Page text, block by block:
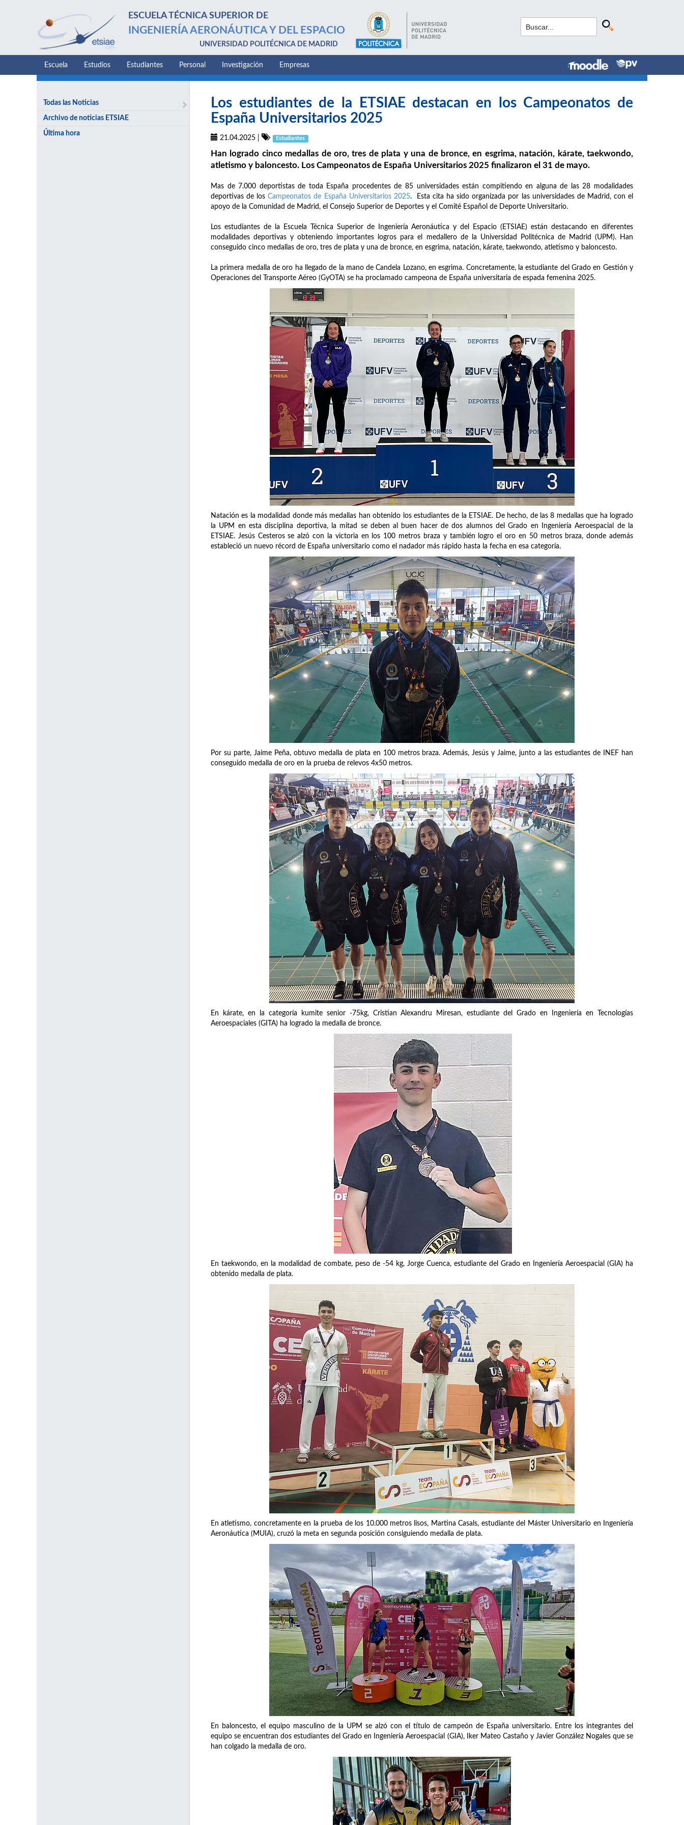
ESCUELA TÉCNICA SUPERIOR DE
INGENIERÍA AERONÁUTICA Y DEL ESPACIO
UNIVERSIDAD POLITÉCNICA DE MADRID
Escuela Estudios Estudiantes Personal Investigación Empresas
Todas las Noticias
Archivo de noticias ETSIAE
Última hora
Los estudiantes de la ETSIAE destacan en los Campeonatos de
España Universitarios 2025
21.04.2025 Estudiantes
Han logrado cinco medallas de oro, tres de plata y una de bronce, en esgrima, natación, kárate, taekwondo,
atletismo y baloncesto. Los Campeonatos de España Universitarios 2025 finalizaron el 31 de mayo.
Mas de 7.000 deportistas de toda España procedentes de 85 universidades están compitiendo en alguna de las 28 modalidades
deportivas de losCampeonatos de España Universitarios 2025. Esta cita ha sido organizada por las universidades de Madrid, con el
apoyo de la Comunidad de Madrid, el Consejo Superior de Deportes y el Comité Español de Deporte Universitario.
Los estudiantes de la Escuela Técnica Superior de Ingeniería Aeronáutica y del Espacio (ETSIAE) están destacando en diferentes
modalidades deportivas y obteniendo importantes logros para el medallero de la Universidad Politécnica de Madrid (UPM). Han
conseguido cinco medallas de oro, tres de plata y una de bronce, en esgrima, natación, kárate, taekwondo, atletismo y baloncesto.
La primera medalla de oro ha llegado de la mano de Candela Lozano, en esgrima. Concretamente, la estudiante del Grado en Gestión y
Operaciones del Transporte Aéreo (GyOTA) se ha proclamado campeona de España universitaria de espada femenina 2025.
Natación es la modalidad donde más medallas han obtenido los estudiantes de la ETSIAE. De hecho, de las 8 medallas que ha logrado
la UPM en esta disciplina deportiva, la mitad se deben al buen hacer de dos alumnos del Grado en Ingeniería Aeroespacial de la
ETSIAE. Jesús Cesteros se alzó con la victoria en los 100 metros braza y también logro el oro en 50 metros braza, donde además
estableció un nuevo récord de España universitario como el nadador más rápido hasta la fecha en esa categoría.
Por su parte, Jaime Peña, obtuvo medalla de plata en 100 metros braza. Además, Jesús y Jaime, junto a las estudiantes de INEF han
conseguido medalla de oro en la prueba de relevos 4x50 metros.
En kárate, en la categoría kumite senior -75kg, Cristian Alexandru Miresan, estudiante del Grado en Ingeniería en Tecnologías
Aeroespaciales (GITA) ha logrado la medalla de bronce.
En taekwondo, en la modalidad de combate, peso de -54 kg, Jorge Cuenca, estudiante del Grado en Ingeniería Aeroespacial (GIA) ha
obtenido medalla de plata.
En atletismo, concretamente en la prueba de los 10.000 metros lisos, Martina Casals, estudiante del Máster Universitario en Ingeniería
Aeronáutica (MUIA), cruzó la meta en segunda posición consiguiendo medalla de plata.
En baloncesto, el equipo masculino de la UPM se alzó con el título de campeón de España universitario. Entre los integrantes del
equipo se encuentran dos estudiantes del Grado en Ingeniería Aeroespacial (GIA), Iker Mateo Castaño y Javier González Nogales que se
han colgado la medalla de oro.